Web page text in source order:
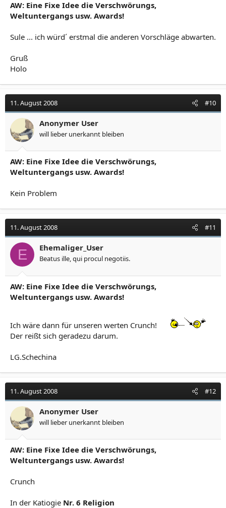
AW: Eine Fixe Idee die Verschwörungs,
Weltuntergangs usw. Awards!
Sule ... ich würd´ erstmal die anderen Vorschläge abwarten.
Gruß
Holo
11. August 2008 #10
Anonymer User
will lieber unerkannt bleiben
AW: Eine Fixe Idee die Verschwörungs,
Weltuntergangs usw. Awards!
Kein Problem
11. August 2008 #11
E Ehemaliger_User
Beatus ille, qui procul negotiis.
AW: Eine Fixe Idee die Verschwörungs,
Weltuntergangs usw. Awards!
Ich wäre dann für unseren werten Crunch!
Der reißt sich geradezu darum.
LG.Schechina
11. August 2008 #12
Anonymer User
will lieber unerkannt bleiben
AW: Eine Fixe Idee die Verschwörungs,
Weltuntergangs usw. Awards!
Crunch
In der Katiogie Nr. 6 Religion